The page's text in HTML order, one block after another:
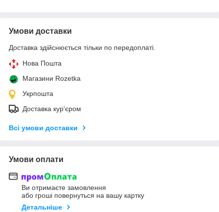
Умови доставки
Доставка здійснюється тільки по передоплаті.
Нова Пошта
Магазини Rozetka
Укрпошта
Доставка кур'єром
Всі умови доставки
Умови оплати
Ви отримаєте замовлення
або гроші повернуться на вашу картку
Детальніше